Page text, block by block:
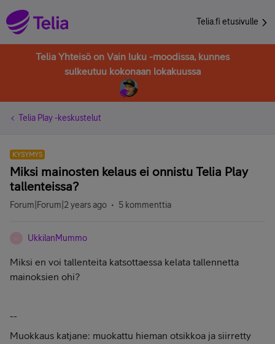
Telia.fi etusivulle
Telia Yhteisö on Vain luku -moodissa, kunnes
sulkeutuu kokonaan lokakuussa
Telia Play -keskustelut
KYSYMYS
Miksi mainosten kelaus ei onnistu Telia Play
tallenteissa?
Forum|Forum|2 years ago 5 kommenttia
UkkilanMummo
Miksi en voi tallenteita katsottaessa kelata tallennetta
mainoksien ohi?
--
Muokkaus katjane: muokattu hieman otsikkoa ja siirretty